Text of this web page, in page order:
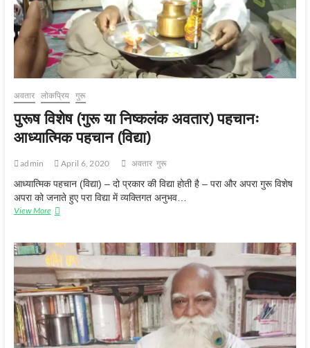
अवतार लोकप्रिय गुरू
पुरूष विशेष (गुरू या निष्कलंक अवतार) पहचानः
आध्यात्मिक पहचान (विद्या)
admin April 6, 2020 अवतार गुरू
आध्यात्मिक पहचान (विद्या) – दो प्रकार की विद्या होती है – परा और अपरा गुरू विशेष
अपरा को जनाते हुए परा विद्या में व्यक्तिगत अनुभव…
View Moreपुरूष
या
निष्कलंक
अवतार)
पहचानः
आध्यात्मिक
पहचान
(विद्या)